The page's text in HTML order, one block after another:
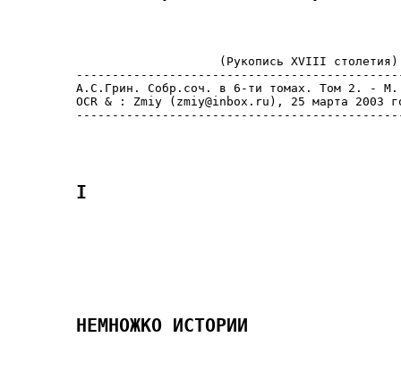
                         (Рукопись XVIII столетия)
А.С.Грин. Собр.соч. в 6-ти томах. Том 2. -
OCR & : Zmiy (zmiy@inbox.ru), 25 марта 2003